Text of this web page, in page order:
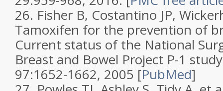
26. Fisher B, Costantino JP,
Tamoxifen for the prevention of
Current status of the National
Breast and Bowel Project P-1 study
97:1652-1662, 2005 [PubMed]